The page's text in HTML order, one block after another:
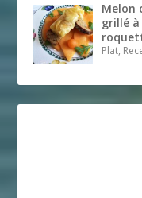
Melon
grillé
Plat,